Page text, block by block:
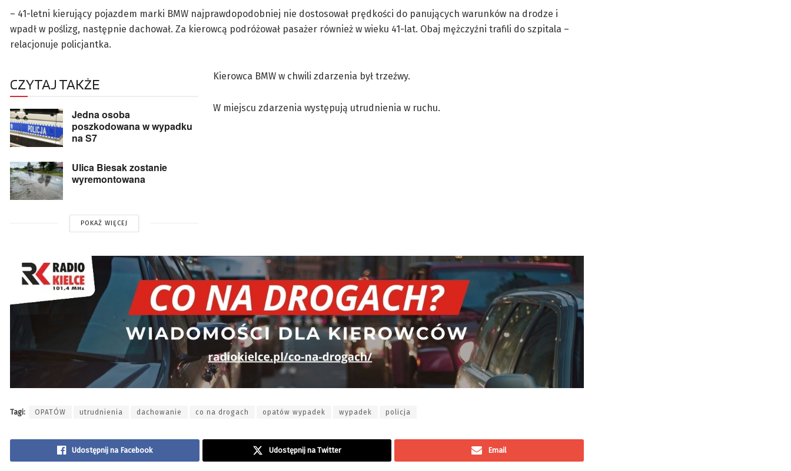
– 41-letni kierujący pojazdem marki BMW najprawdopodobniej nie dostosował prędkości do panujących warunków na drodze i
wpadł w poślizg, następnie dachował. Za kierowcą podróżował pasażer również w wieku 41-lat. Obaj mężczyźni trafili do szpitala –
relacjonuje policjantka.
CZYTAJ TAKŻE
Jedna osoba
poszkodowana w wypadku
na S7
Ulica Biesak zostanie
wyremontowana
POKAŻ WIĘCEJ
Kierowca BMW w chwili zdarzenia był trzeźwy.
W miejscu zdarzenia występują utrudnienia w ruchu.
Tagi: OPATÓW utrudnienia dachowanie co na drogach opatów wypadek wypadek policja
Udostępnij na Facebook Udostępnij na Twitter Email